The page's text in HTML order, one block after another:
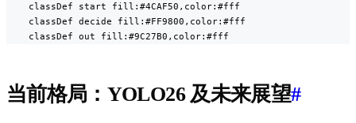
    classDef start fill:#4CAF50,color:#fff
    classDef decide fill:#FF9800,color:#fff
    classDef out fill:#9C27B0,color:#fff
当前格局：YOLO26 及未来展望#